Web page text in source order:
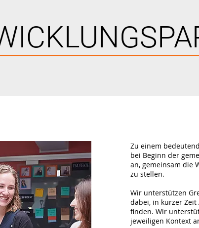
Zu einem
bei Beginn der
an, gemeinsam die
zu stellen.
Wir unterstützen
dabei, in kurzer
finden. Wir
jeweiligen Kontext